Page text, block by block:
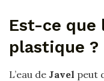
Est-ce que
plastique ?
L’eau de Javel peut